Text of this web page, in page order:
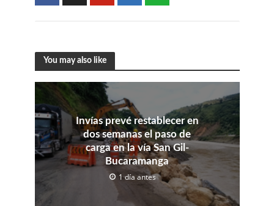
You may also like
Invías prevé restablecer en
dos semanas el paso de
carga en la vía San Gil-
Bucaramanga
1 día antes